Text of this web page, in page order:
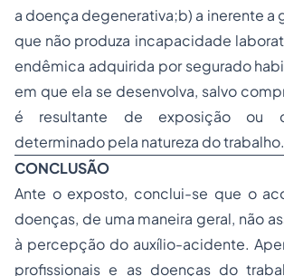
a doença degenerativa;b) a inerente a
que não produza incapacidade
endêmica adquirida por segurado
em que ela se desenvolva, salvo
é resultante de exposição ou
determinado pela natureza do trabalho.
CONCLUSÃO
Ante o exposto, conclui-se que o
doenças, de uma maneira geral, não
à percepção do auxílio-acidente.
profissionais e as doenças do